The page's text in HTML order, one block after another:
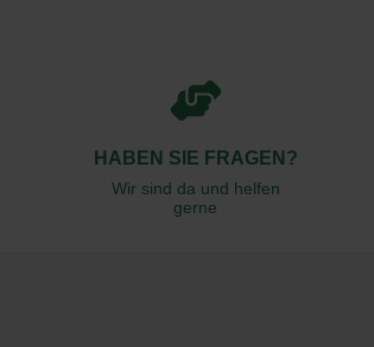
HABEN SIE FRAGEN?
Wir sind da und helfen
gerne